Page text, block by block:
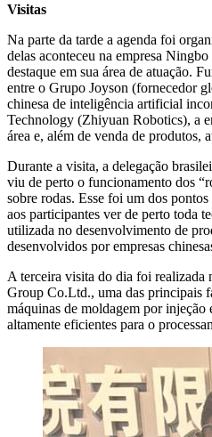
Visitas
Na parte da tarde a agenda foi
delas aconteceu na empresa
destaque em sua área de atuação.
entre o Grupo Joyson (fornecedor
chinesa de inteligência artificial
Technology (Zhiyuan Robotics), a
área e, além de venda de produtos,
Durante a visita, a delegação
viu de perto o funcionamento dos
sobre rodas. Esse foi um dos
aos participantes ver de perto toda
utilizada no desenvolvimento de
desenvolvidos por empresas
A terceira visita do dia foi realizada
Group Co.Ltd., uma das principais
máquinas de moldagem por injeção
altamente eficientes para o